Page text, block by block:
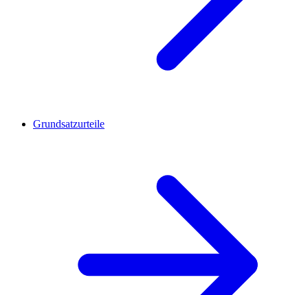
Grundsatzurteile